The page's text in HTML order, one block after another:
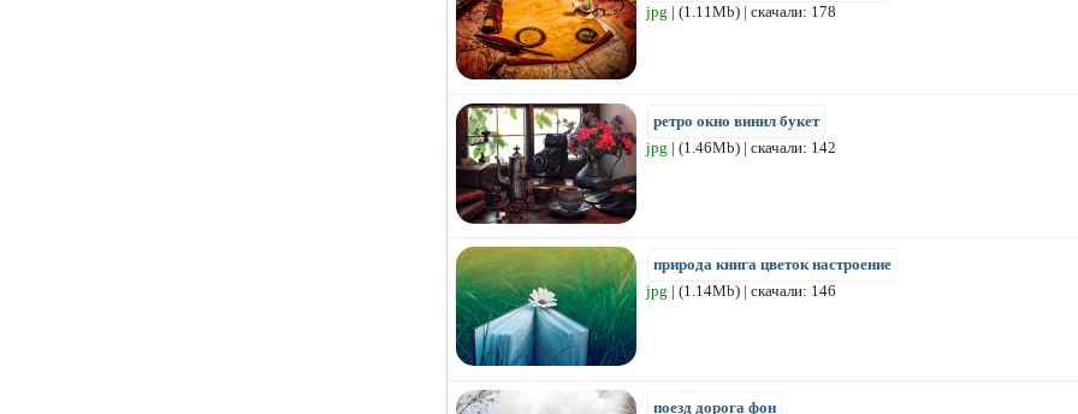
jpg | (1.11Mb) | скачали: 178
ретро окно винил букет
jpg | (1.46Mb) | скачали: 142
природа книга цветок настроение
jpg | (1.14Mb) | скачали: 146
поезд дорога фон